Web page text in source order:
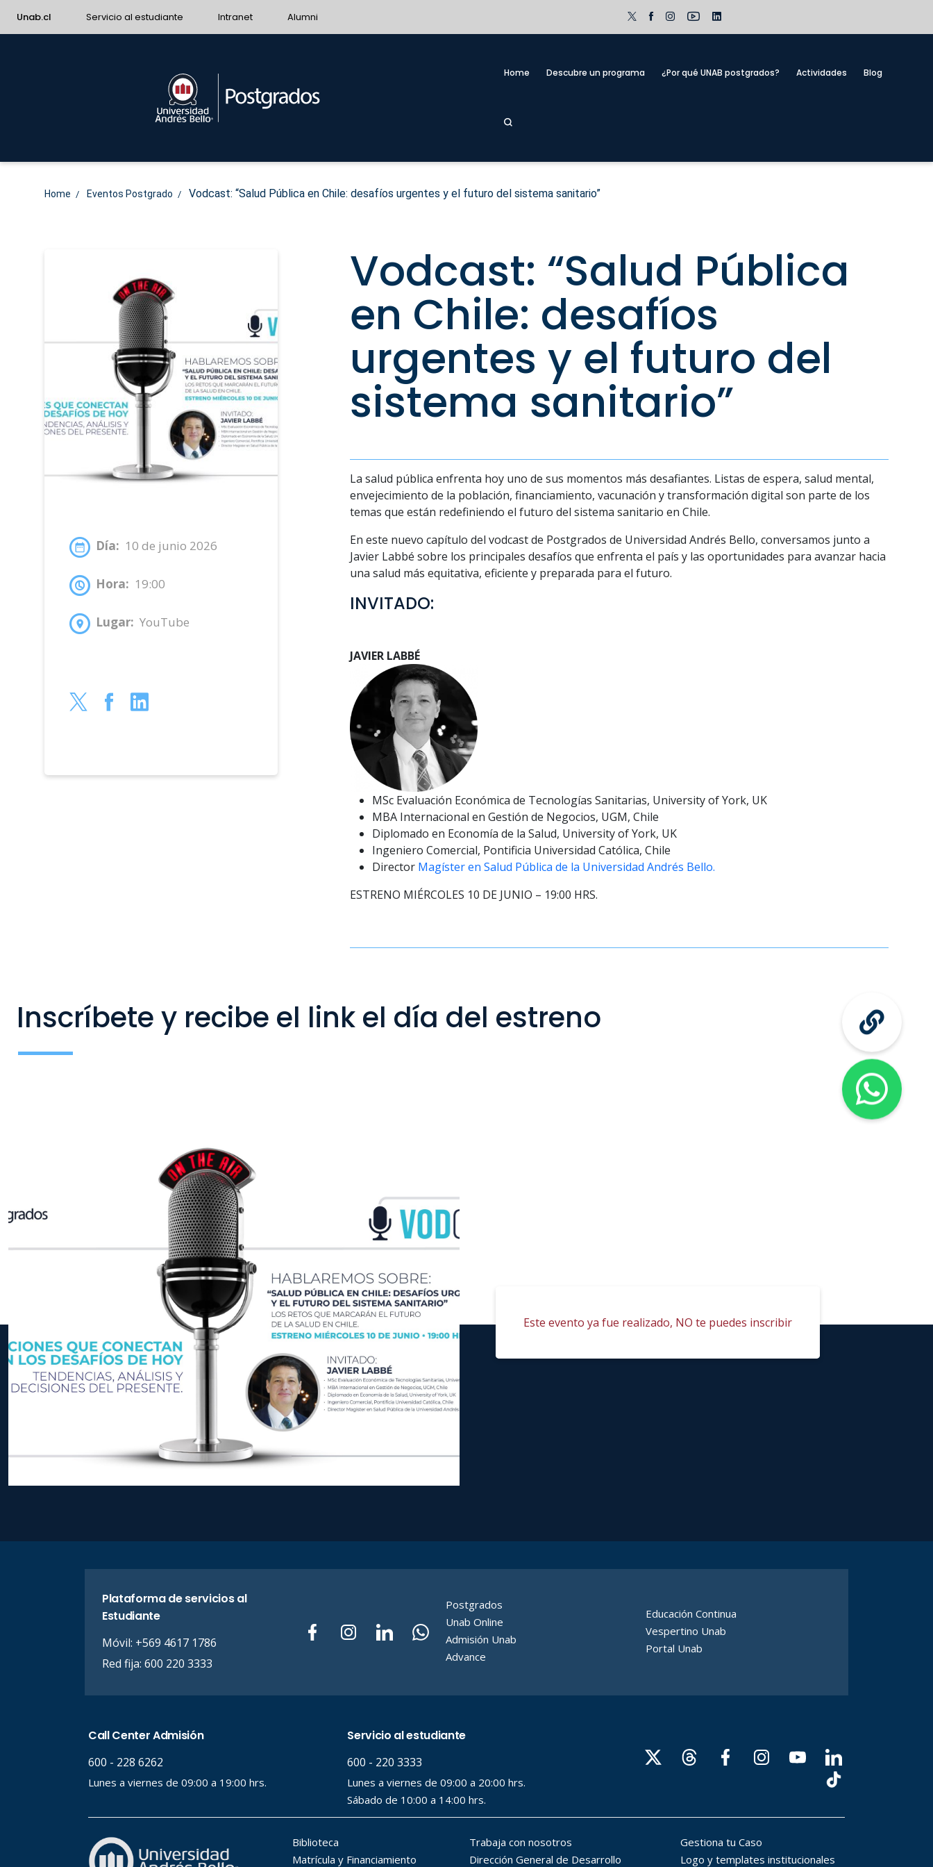
Unab.cl Servicio al estudiante Intranet Alumni
Home Descubre un programa ¿Por qué UNAB postgrados? Actividades Blog
Home Eventos Postgrado Vodcast: “Salud Pública en Chile: desafíos urgentes y el futuro del sistema sanitario”
Día: 10 de junio 2026
Hora: 19:00
Lugar: YouTube
Vodcast: “Salud Pública
en Chile: desafíos
urgentes y el futuro del
sistema sanitario”
La salud pública enfrenta hoy uno de sus momentos más desafiantes. Listas de espera, salud mental,
envejecimiento de la población, financiamiento, vacunación y transformación digital son parte de los
temas que están redefiniendo el futuro del sistema sanitario en Chile.
En este nuevo capítulo del vodcast de Postgrados de Universidad Andrés Bello, conversamos junto a
Javier Labbé sobre los principales desafíos que enfrenta el país y las oportunidades para avanzar hacia
una salud más equitativa, eficiente y preparada para el futuro.
INVITADO:
JAVIER LABBÉ
MSc Evaluación Económica de Tecnologías Sanitarias, University of York, UK
MBA Internacional en Gestión de Negocios, UGM, Chile
Diplomado en Economía de la Salud, University of York, UK
Ingeniero Comercial, Pontificia Universidad Católica, Chile
Director Magíster en Salud Pública de la Universidad Andrés Bello.
ESTRENO MIÉRCOLES 10 DE JUNIO – 19:00 HRS.
Inscríbete y recibe el link el día del estreno
Este evento ya fue realizado, NO te puedes inscribir